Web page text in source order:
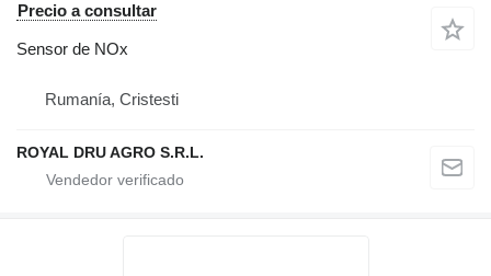
Precio a consultar
Sensor de NOx
Rumanía, Cristesti
ROYAL DRU AGRO S.R.L.